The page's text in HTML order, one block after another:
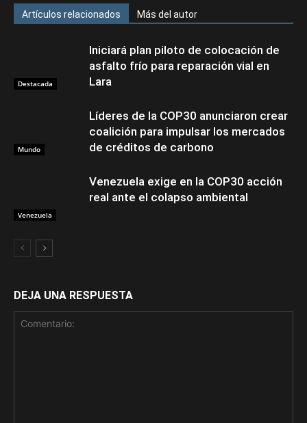
Artículos relacionados Más del autor
Destacada
Iniciará plan piloto de colocación de
asfalto frío para reparación vial en
Lara
Mundo
Líderes de la COP30 anunciaron crear
coalición para impulsar los mercados
de créditos de carbono
Venezuela
Venezuela exige en la COP30 acción
real ante el colapso ambiental
DEJA UNA RESPUESTA